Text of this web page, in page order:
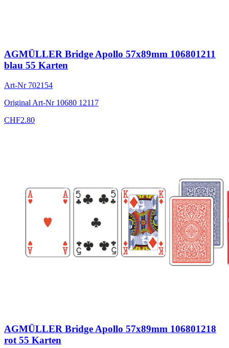
AGMÜLLER Bridge Apollo 57x89mm 106801211
blau 55 Karten
Art-Nr 702154
Original Art-Nr 10680 12117
CHF2.80
AGMÜLLER Bridge Apollo 57x89mm 106801218
rot 55 Karten